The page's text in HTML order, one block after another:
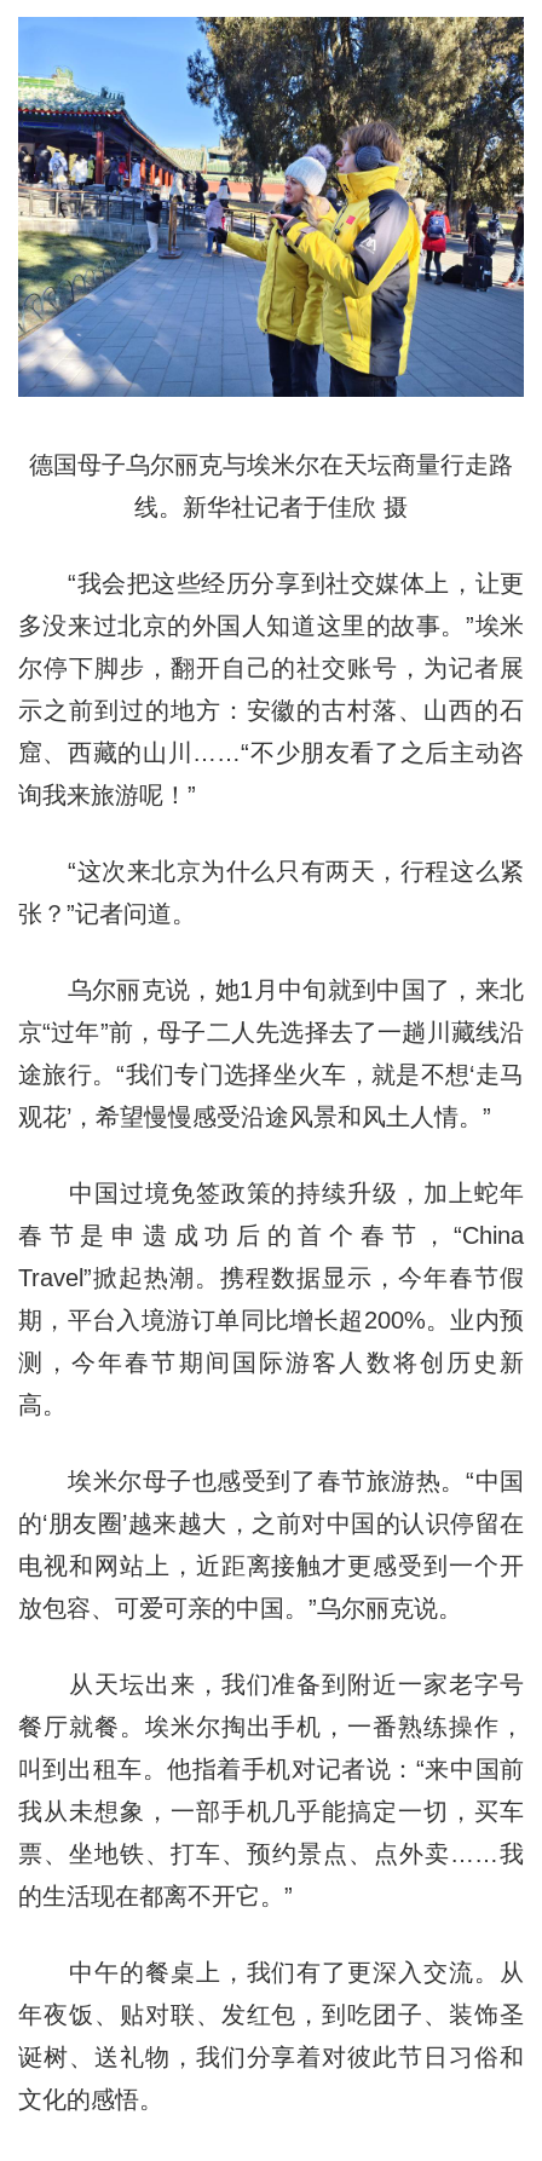
德国母子乌尔丽克与埃米尔在天坛商量行走路
线。新华社记者于佳欣 摄
“我会把这些经历分享到社交媒体上，让更
多没来过北京的外国人知道这里的故事。”埃米
尔停下脚步，翻开自己的社交账号，为记者展
示之前到过的地方：安徽的古村落、山西的石
窟、西藏的山川……“不少朋友看了之后主动咨
询我来旅游呢！”
“这次来北京为什么只有两天，行程这么紧
张？”记者问道。
乌尔丽克说，她1月中旬就到中国了，来北
京“过年”前，母子二人先选择去了一趟川藏线沿
途旅行。“我们专门选择坐火车，就是不想‘走马
观花’，希望慢慢感受沿途风景和风土人情。”
中国过境免签政策的持续升级，加上蛇年
春节是申遗成功后的首个春节，“China
Travel”掀起热潮。携程数据显示，今年春节假
期，平台入境游订单同比增长超200%。业内预
测，今年春节期间国际游客人数将创历史新
高。
埃米尔母子也感受到了春节旅游热。“中国
的‘朋友圈’越来越大，之前对中国的认识停留在
电视和网站上，近距离接触才更感受到一个开
放包容、可爱可亲的中国。”乌尔丽克说。
从天坛出来，我们准备到附近一家老字号
餐厅就餐。埃米尔掏出手机，一番熟练操作，
叫到出租车。他指着手机对记者说：“来中国前
我从未想象，一部手机几乎能搞定一切，买车
票、坐地铁、打车、预约景点、点外卖……我
的生活现在都离不开它。”
中午的餐桌上，我们有了更深入交流。从
年夜饭、贴对联、发红包，到吃团子、装饰圣
诞树、送礼物，我们分享着对彼此节日习俗和
文化的感悟。